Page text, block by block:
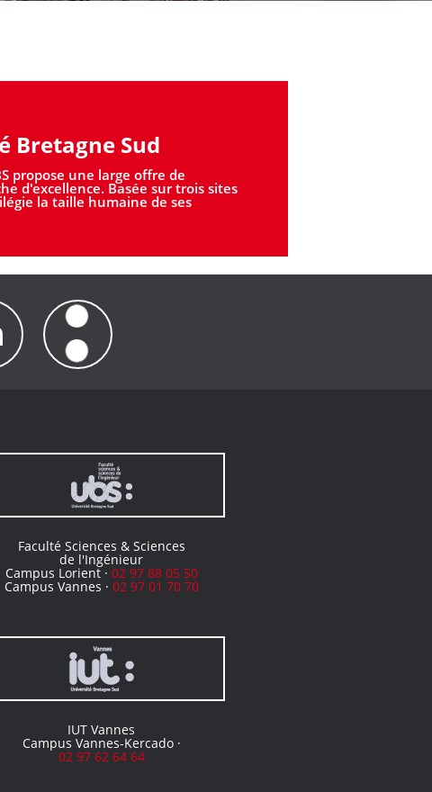
Bretagne Sud
propose une large offre de
d'excellence. Basée sur trois sites
la taille humaine de ses
Faculté Sciences & Sciences
de l'Ingénieur
Campus Lorient · 02 97 88 05 50
Campus Vannes · 02 97 01 70 70
IUT Vannes
Campus Vannes-Kercado ·
02 97 62 64 64